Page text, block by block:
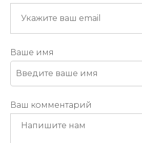
Ваше имя
Ваш комментарий